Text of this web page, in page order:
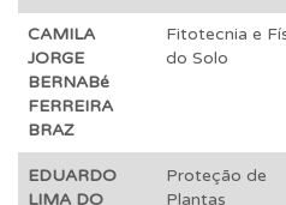
CAMILA
JORGE
BERNABé
FERREIRA
BRAZ
Fitotecnia e
do Solo
EDUARDO
LIMA DO
Proteção de
Plantas